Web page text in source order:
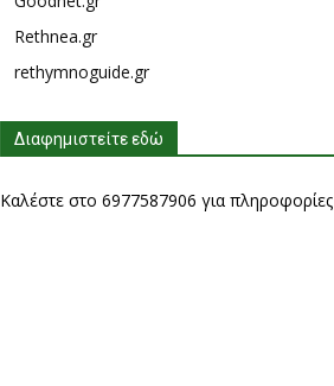
Rethnea.gr
rethymnoguide.gr
Διαφημιστείτε εδώ
Καλέστε στο 6977587906 για πληροφορίες